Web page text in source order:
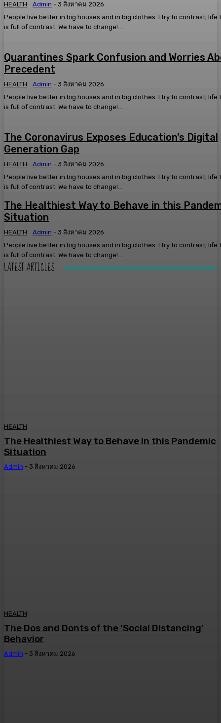
HEALTH Admin - 3 สิงหาคม 2026
People live better in big houses and in big clothes. I try to contrast; life
is full of contrast. We have to change!...
Quarantines Spark Confusion and Worries
Precedent
HEALTH Admin - 3 สิงหาคม 2026
People live better in big houses and in big clothes. I try to contrast; life
is full of contrast. We have to change!...
The Coronavirus Exposes Education’s Digital
Generation Gap
HEALTH Admin - 3 สิงหาคม 2026
People live better in big houses and in big clothes. I try to contrast; life
is full of contrast. We have to change!...
The Healthiest Way to Behave in this
Situation
HEALTH Admin - 3 สิงหาคม 2026
People live better in big houses and in big clothes. I try to contrast; life
is full of contrast. We have to change!...
LATEST ARTICLES
HEALTH
The Healthiest Way to Behave in this Pandemic
Situation
Admin - 3 สิงหาคม 2026
HEALTH
The Dos and Donts of the ‘Social Distancing’
Behavior
Admin - 3 สิงหาคม 2026